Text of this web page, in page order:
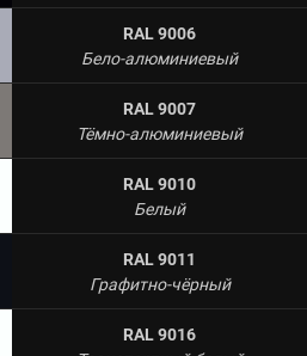
RAL 9006
Бело-алюминиевый
RAL 9007
Тёмно-алюминиевый
RAL 9010
Белый
RAL 9011
Графитно-чёрный
RAL 9016